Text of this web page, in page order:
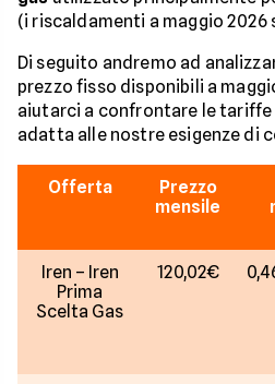
(i riscaldamenti a maggio 2026
Di seguito andremo ad
prezzo fisso disponibili a
aiutarci a confrontare le tariffe
adatta alle nostre esigenze di
Offerta
Prezzo
mensile
Iren – Iren
Prima
Scelta Gas
120,02€